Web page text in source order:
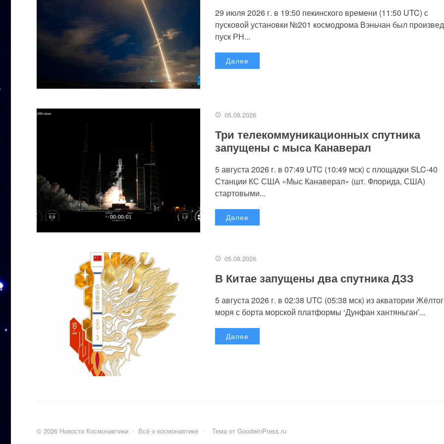
29 июля 2026 г. в 19:50 пекинского времени (11:50 UTC) с
пусковой установки №201 космодрома Вэньчан был
пуск РН...
Далее
05.08.2026
Три телекоммуникационных спутника
запущены с мыса Канаверал
5 августа 2026 г. в 07:49 UTC (10:49 мск) с площадки SLC-40
Станции КС США «Мыс Канаверал» (шт. Флорида, США)
стартовыми...
Далее
05.08.2026
В Китае запущены два спутника ДЗЗ
5 августа 2026 г. в 02:38 UTC (05:38 мск) из акватории
моря с борта морской платформы ‘Дунфан хантяньган’...
Далее
© 2026 Новости Космонавтики · Всё о космонавтике · Тема от GoodwinPress.ru